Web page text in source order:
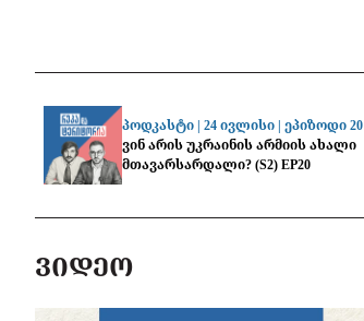
პოდკასტი | 24 ივლისი | ეპიზოდი 20
ვინ არის უკრაინის არმიის ახალი
მთავარსარდალი? (S2) EP20
ᲕᲘᲓᲔᲝ